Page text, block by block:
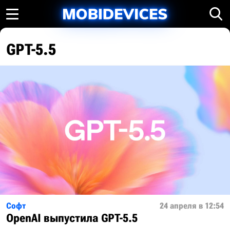
GPT-5.5
Софт 24 апреля в 12:54
OpenAI выпустила GPT-5.5